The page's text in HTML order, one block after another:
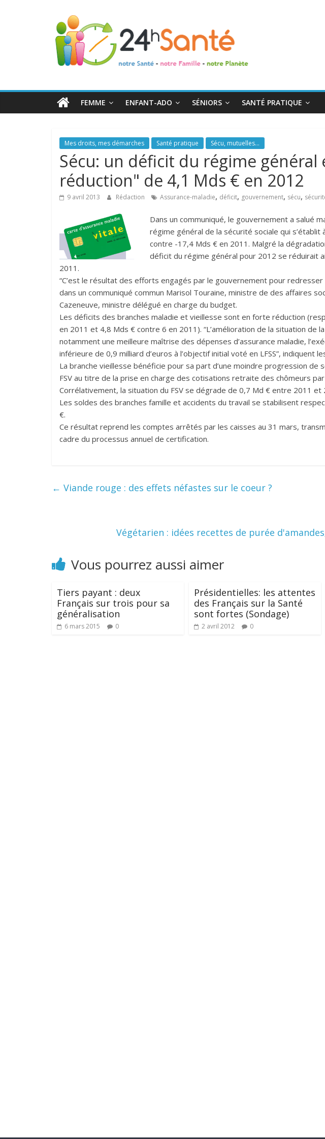
24h
Santé
toute
FEMME ENFANT-ADO SÉNIORS SANTÉ PRATIQUE
Mes droits, mes démarches Santé pratique Sécu, mutuelles...
Sécu: un déficit du régime général
réduction" de 4,1 Mds € en 2012
9 avril 2013 Rédaction Assurance-maladie, déficit, gouvernement, sécu,
Dans un communiqué, le gouvernement a salué
régime général de la sécurité sociale qui s’établit
contre -17,4 Mds € en 2011. Malgré la
déficit du régime général pour 2012 se réduirait
2011.
“C’est le résultat des efforts engagés par le gouvernement pour
dans un communiqué commun Marisol Touraine, ministre de des affaires
Cazeneuve, ministre délégué en charge du budget.
Les déficits des branches maladie et vieillesse sont en forte réduction
en 2011 et 4,8 Mds € contre 6 en 2011). “L’amélioration de la situation de
notamment une meilleure maîtrise des dépenses d’assurance maladie,
inférieure de 0,9 milliard d’euros à l’objectif initial voté en LFSS”, indiquent
La branche vieillesse bénéficie pour sa part d’une moindre progression
FSV au titre de la prise en charge des cotisations retraite des chômeurs
Corrélativement, la situation du FSV se dégrade de 0,7 Md € entre 2011 et
Les soldes des branches famille et accidents du travail se stabilisent
€.
Ce résultat reprend les comptes arrêtés par les caisses au 31 mars,
cadre du processus annuel de certification.
← Viande rouge : des effets néfastes sur le coeur ?
Végétarien : idées recettes de purée
Vous pourrez aussi aimer
Tiers payant : deux
Français sur trois pour sa
généralisation
6 mars 2015 0
Présidentielles: les attentes
des Français sur la Santé
sont fortes (Sondage)
2 avril 2012 0